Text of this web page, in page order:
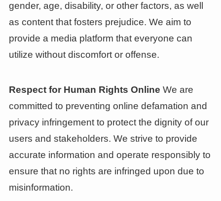
gender, age, disability, or other factors, as well
as content that fosters prejudice. We aim to
provide a media platform that everyone can
utilize without discomfort or offense.
Respect for Human Rights Online We are
committed to preventing online defamation and
privacy infringement to protect the dignity of our
users and stakeholders. We strive to provide
accurate information and operate responsibly to
ensure that no rights are infringed upon due to
misinformation.